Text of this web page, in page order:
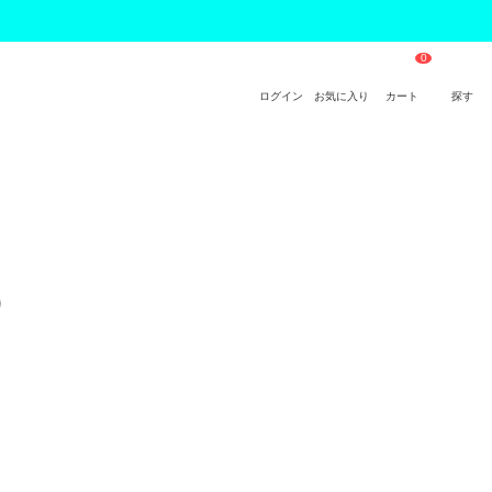
ログイン お気に入り カート 探す